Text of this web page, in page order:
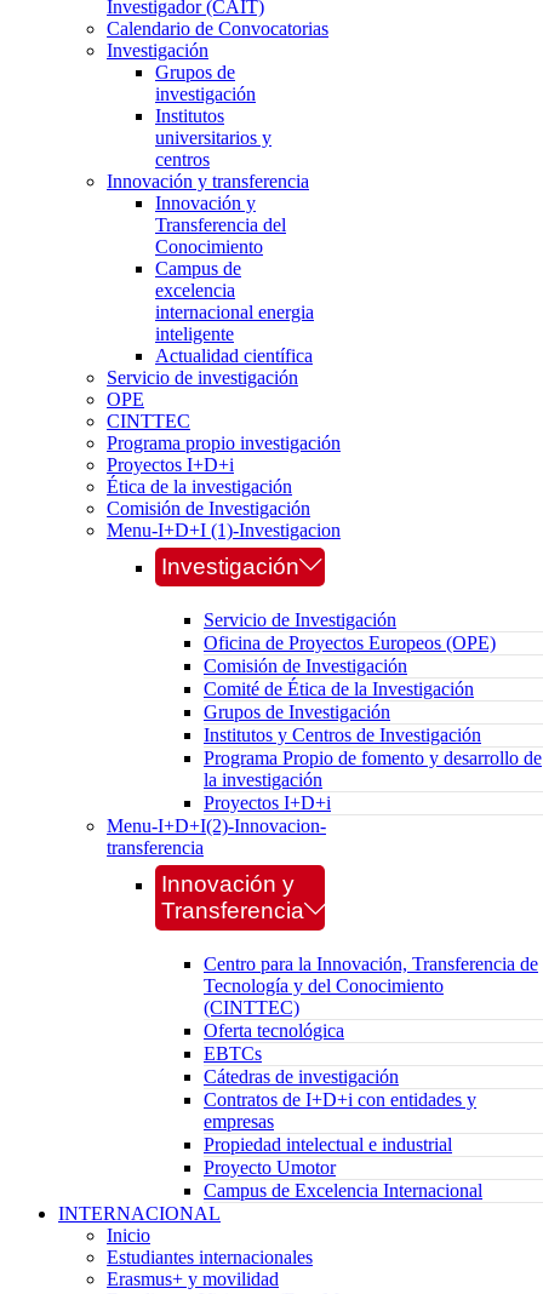
Investigador (CAIT)
Calendario de Convocatorias
Investigación
Grupos de
investigación
Institutos
universitarios y
centros
Innovación y transferencia
Innovación y
Transferencia del
Conocimiento
Campus de
excelencia
internacional energia
inteligente
Actualidad científica
Servicio de investigación
OPE
CINTTEC
Programa propio investigación
Proyectos I+D+i
Ética de la investigación
Comisión de Investigación
Menu-I+D+I (1)-Investigacion
Investigación
Servicio de Investigación
Oficina de Proyectos Europeos (OPE)
Comisión de Investigación
Comité de Ética de la Investigación
Grupos de Investigación
Institutos y Centros de Investigación
Programa Propio de fomento y desarrollo de
la investigación
Proyectos I+D+i
Menu-I+D+I(2)-Innovacion-
transferencia
Innovación y
Transferencia
Centro para la Innovación, Transferencia de
Tecnología y del Conocimiento
(CINTTEC)
Oferta tecnológica
EBTCs
Cátedras de investigación
Contratos de I+D+i con entidades y
empresas
Propiedad intelectual e industrial
Proyecto Umotor
Campus de Excelencia Internacional
INTERNACIONAL
Inicio
Estudiantes internacionales
Erasmus+ y movilidad